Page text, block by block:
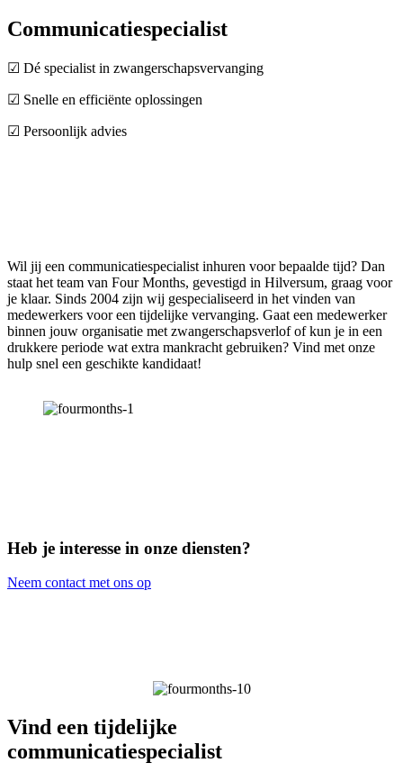
Communicatiespecialist
☑ Dé specialist in zwangerschapsvervanging
☑ Snelle en efficiënte oplossingen
☑ Persoonlijk advies
Wil jij een communicatiespecialist inhuren voor bepaalde tijd? Dan
staat het team van Four Months, gevestigd in Hilversum, graag voor
je klaar. Sinds 2004 zijn wij gespecialiseerd in het vinden van
medewerkers voor een tijdelijke vervanging. Gaat een medewerker
binnen jouw organisatie met zwangerschapsverlof of kun je in een
drukkere periode wat extra mankracht gebruiken? Vind met onze
hulp snel een geschikte kandidaat!
Heb je interesse in onze diensten?
Neem contact met ons op
Vind een tijdelijke
communicatiespecialist